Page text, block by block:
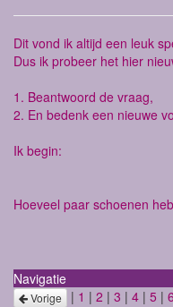
Dit vond ik altijd een leuk
Dus ik probeer het hier
1. Beantwoord de vraag,
2. En bedenk een nieuwe
Ik begin:
Hoeveel paar schoenen
Navigatie
Vorige | 1 | 2 | 3 | 4 | 5 | 6